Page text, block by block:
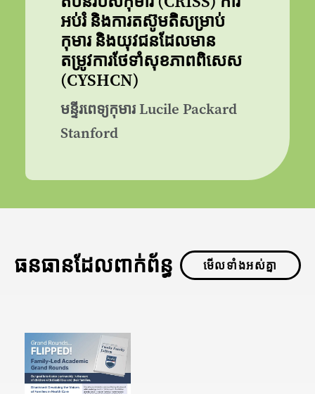
អប់រំ និងការតស៊ូមតិសម្រាប់
កុមារ និងយុវជនដែលមាន
តម្រូវការថែទាំសុខភាពពិសេស
(CYSHCN)
មន្ទីរពេទ្យកុមារ Lucile Packard
Stanford
ធនធានដែលពាក់ព័ន្ធ មើលទាំងអស់គ្នា